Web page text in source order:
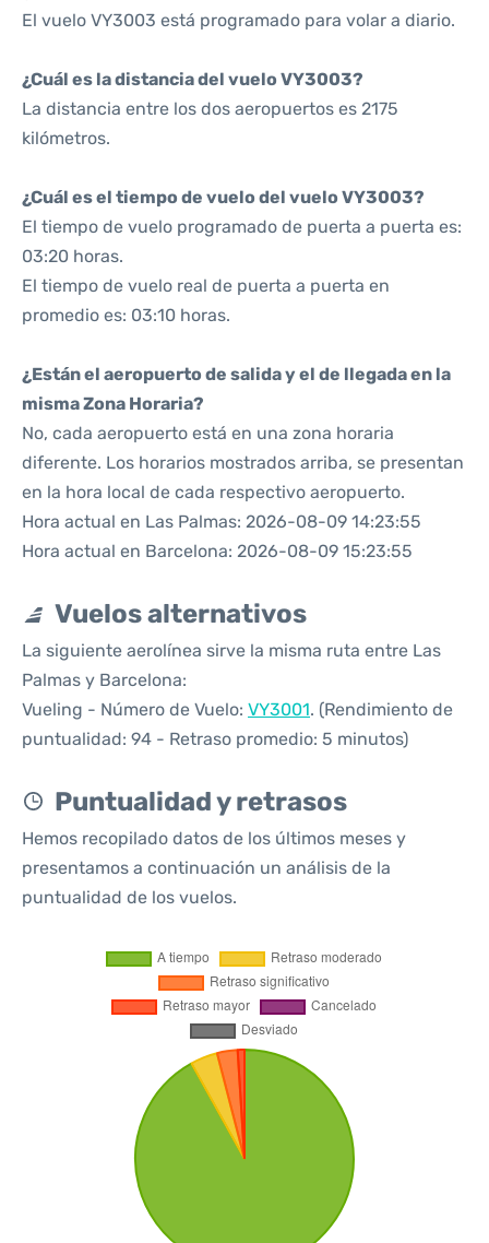
El vuelo VY3003 está programado para volar a diario.
¿Cuál es la distancia del vuelo VY3003?
La distancia entre los dos aeropuertos es 2175
kilómetros.
¿Cuál es el tiempo de vuelo del vuelo VY3003?
El tiempo de vuelo programado de puerta a puerta es:
03:20 horas.
El tiempo de vuelo real de puerta a puerta en
promedio es: 03:10 horas.
¿Están el aeropuerto de salida y el de llegada en la
misma Zona Horaria?
No, cada aeropuerto está en una zona horaria
diferente. Los horarios mostrados arriba, se presentan
en la hora local de cada respectivo aeropuerto.
Hora actual en Las Palmas: 2026-08-09 14:23:55
Hora actual en Barcelona: 2026-08-09 15:23:55
Vuelos alternativos
La siguiente aerolínea sirve la misma ruta entre Las
Palmas y Barcelona:
Vueling - Número de Vuelo: VY3001. (Rendimiento de
puntualidad: 94 - Retraso promedio: 5 minutos)
Puntualidad y retrasos
Hemos recopilado datos de los últimos meses y
presentamos a continuación un análisis de la
puntualidad de los vuelos.